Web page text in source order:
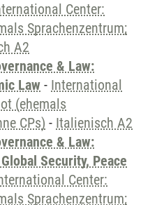
Center:
Sprachenzentrum;
A2
& Law:
Law - International
(ehemals
CPs) - Italienisch A2
& Law:
Security, Peace
Center:
Sprachenzentrum;